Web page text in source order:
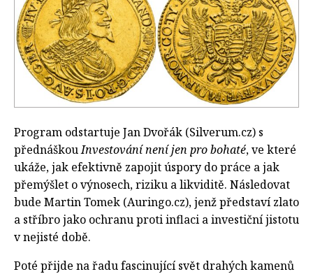
Program odstartuje Jan Dvořák (Silverum.cz) s
přednáškouInvestování není jen pro bohaté, ve které
ukáže, jak efektivně zapojit úspory do práce a jak
přemýšlet o výnosech, riziku a likviditě. Následovat
bude Martin Tomek (Auringo.cz), jenž představí zlato
a stříbro jako ochranu proti inflaci a investiční jistotu
v nejisté době.
Poté přijde na řadu fascinující svět drahých kamenů